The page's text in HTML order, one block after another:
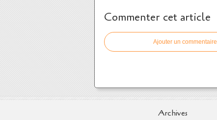
Commenter cet article
Ajouter un commentaire
Archives